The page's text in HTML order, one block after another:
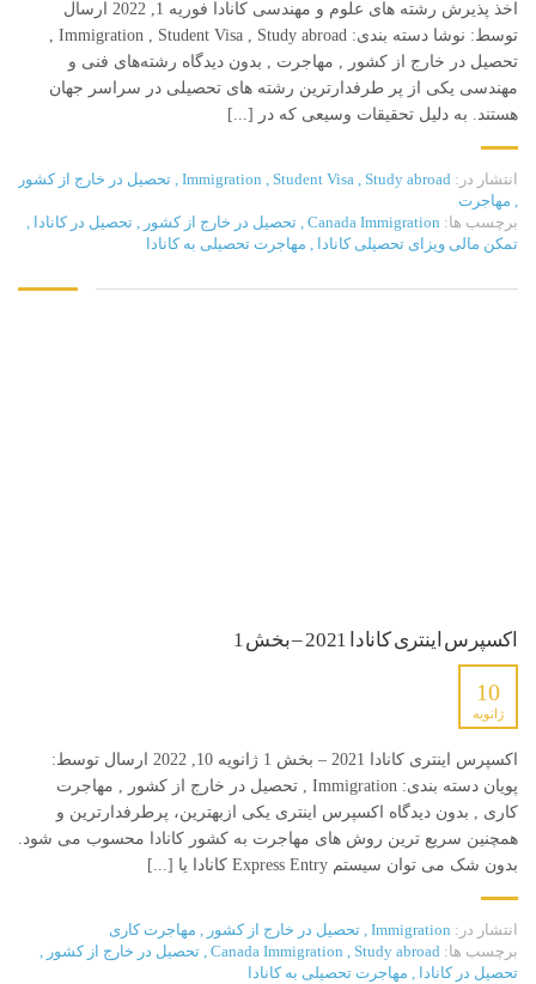
اخذ پذیرش رشته های علوم و مهندسی کانادا فوریه 1, 2022 ارسال
توسط: نوشا دسته بندی: Immigration , Student Visa , Study abroad ,
تحصیل در خارج از کشور , مهاجرت , بدون دیدگاه رشته‌های فنی و
مهندسی‌ یکی‌ از پر طرفدارترین رشته های تحصیلی‌ در سراسر جهان
هستند. به دلیل تحقیقات وسیعی که در [...]
انتشار در: Immigration , Student Visa , Study abroad
, تحصیل در خارج از کشور
, مهاجرت
برچسب ها: Canada Immigration
, تحصیل در خارج از کشور , تحصیل در کانادا ,
تمکن مالی ویزای تحصیلی کانادا , مهاجرت تحصیلی به کانادا
اکسپرس اینتری کانادا 2021 – بخش 1
10
ژانویه
اکسپرس اینتری کانادا 2021 – بخش 1 ژانویه 10, 2022 ارسال توسط:
پویان دسته بندی: Immigration , تحصیل در خارج از کشور , مهاجرت
کاری , بدون دیدگاه اکسپرس اینتری یکی ازبهترین، پرطرفدارترین و
همچنین سریع ترین روش های مهاجرت به کشور کانادا محسوب می شود.
بدون شک می توان سیستم Express Entry کانادا یا [...]
انتشار در: Immigration
, تحصیل در خارج از کشور , مهاجرت کاری
برچسب ها:
Canada Immigration , Study abroad
, تحصیل در خارج از کشور ,
تحصیل در کانادا , مهاجرت تحصیلی به کانادا